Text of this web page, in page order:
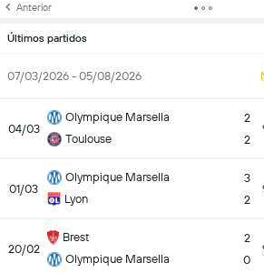
Anterior
Últimos partidos
07/03/2026 - 05/08/2026
04/03
Olympique Marsella
Toulouse
2
2
01/03
Olympique Marsella
Lyon
3
2
20/02
Brest
Olympique Marsella
2
0